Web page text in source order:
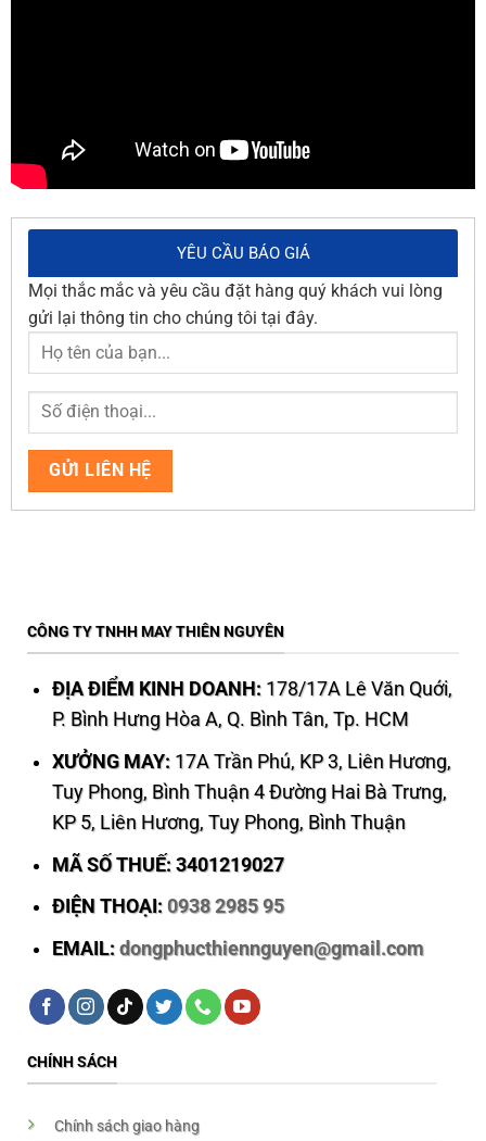
YÊU CẦU BÁO GIÁ
Mọi thắc mắc và yêu cầu đặt hàng quý khách vui lòng
gửi lại thông tin cho chúng tôi tại đây.
CÔNG TY TNHH MAY THIÊN NGUYÊN
ĐỊA ĐIỂM KINH DOANH: 178/17A Lê Văn Quới,
P. Bình Hưng Hòa A, Q. Bình Tân, Tp. HCM
XƯỞNG MAY: 17A Trần Phú, KP 3, Liên Hương,
Tuy Phong, Bình Thuận 4 Đường Hai Bà Trưng,
KP 5, Liên Hương, Tuy Phong, Bình Thuận
MÃ SỐ THUẾ: 3401219027
ĐIỆN THOẠI: 0938 2985 95
EMAIL: dongphucthiennguyen@gmail.com
CHÍNH SÁCH
Chính sách giao hàng